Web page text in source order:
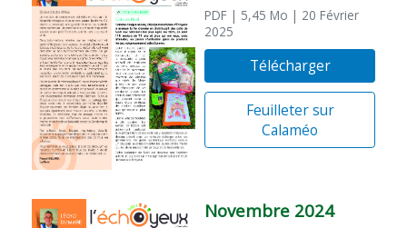
PDF | 5,45 Mo | 20 Février
2025
Télécharger
Feuilleter sur
Calaméo
Novembre 2024